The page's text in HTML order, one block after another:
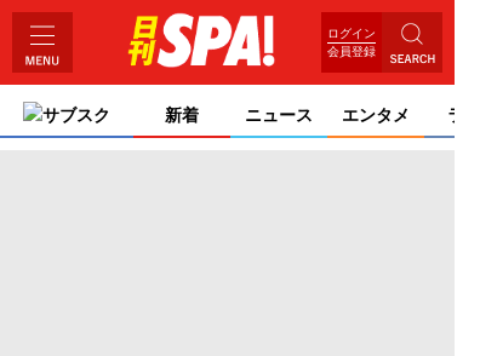
ログイン
会員登録
サブスク 新着 ニュース エンタメ ライ